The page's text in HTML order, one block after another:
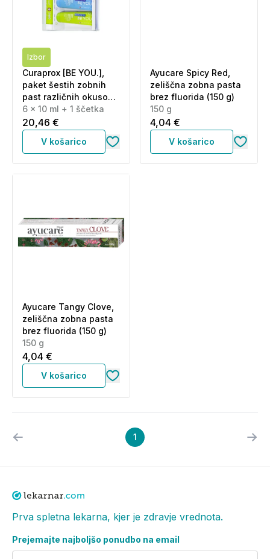
Izbor
Curaprox [BE YOU.],
paket šestih zobnih
past različnih okusov
in ščetka CS 5460
6 x 10 ml + 1 ščetka
20,46 €
V košarico
Ayucare Spicy Red,
zeliščna zobna pasta
brez fluorida (150 g)
150 g
4,04 €
V košarico
Ayucare Tangy Clove,
zeliščna zobna pasta
brez fluorida (150 g)
150 g
4,04 €
V košarico
1
Prva spletna lekarna, kjer je zdravje vrednota.
Prejemajte najboljšo ponudbo na email